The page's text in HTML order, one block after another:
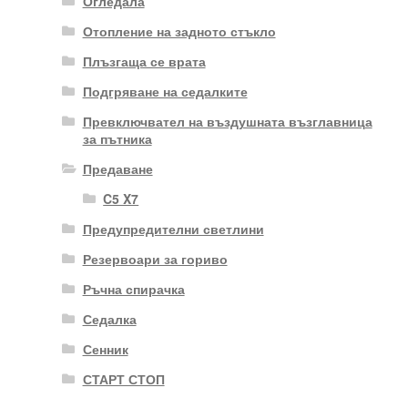
Отопление на задното стъкло
Плъзгаща се врата
Подгряване на седалките
Превключвател на въздушната възглавница
за пътника
Предаване
C5 X7
Предупредителни светлини
Резервоари за гориво
Ръчна спирачка
Седалка
Сенник
СТАРТ СТОП